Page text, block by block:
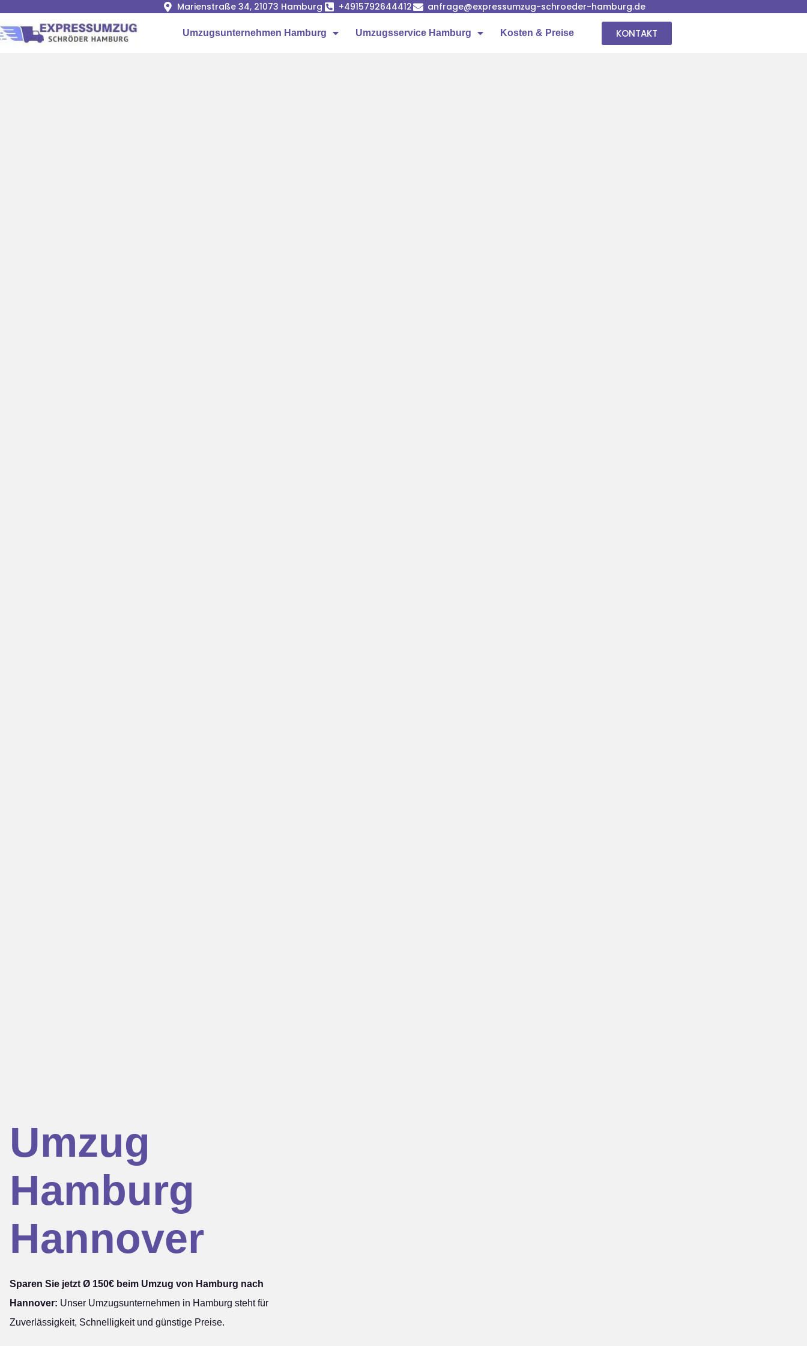
Marienstraße 34, 21073 Hamburg +4915792644412 anfrage@expressumzug-schroeder-hamburg.de
Umzugsunternehmen Hamburg Umzugsservice Hamburg Kosten & Preise KONTAKT
Umzug
Hamburg
Hannover
Sparen Sie jetzt Ø 150€ beim Umzug von Hamburg nach
Hannover: Unser Umzugsunternehmen in Hamburg steht für
Zuverlässigkeit, Schnelligkeit und günstige Preise.